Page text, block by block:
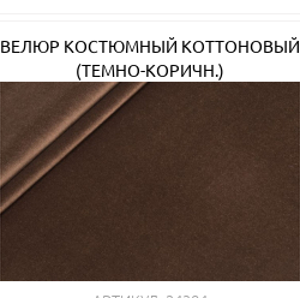
ВЕЛЮР КОСТЮМНЫЙ КОТТОНОВЫЙ
(ТЕМНО-КОРИЧН.)